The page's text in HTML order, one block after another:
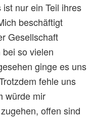
nur ein Teil ihres
beschäftigt
Gesellschaft
so vielen
ginge es uns
fehle uns
würde mir
offen sind